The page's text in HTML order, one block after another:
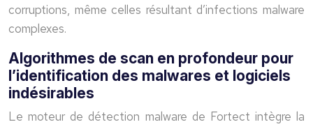
corruptions, même celles résultant d’infections malware
complexes.
Algorithmes de scan en profondeur pour
l’identification des malwares et logiciels
indésirables
Le moteur de détection malware de Fortect intègre la